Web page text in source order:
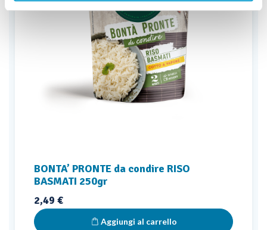
BONTA’ PRONTE da condire RISO
BASMATI 250gr
Prezzo
2,49 €
Aggiungi al carrello